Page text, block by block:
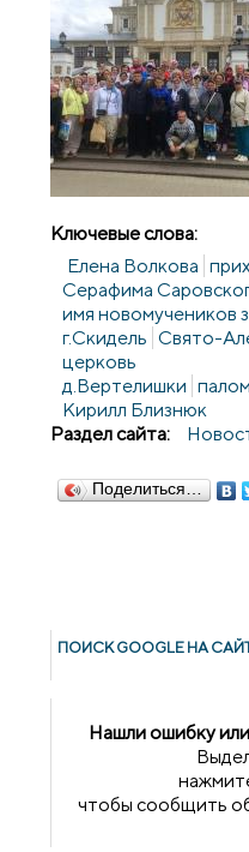
Ключевые слова:
Елена Волкова
Серафима
имя новомучеников
г.Скидель Свято-
церковь
д.Вертелишки
Кирилл Близнюк
Раздел сайта:
Поделиться…
ПОИСК GOОGLE НА
Нашли ошибку
чтобы сообщить